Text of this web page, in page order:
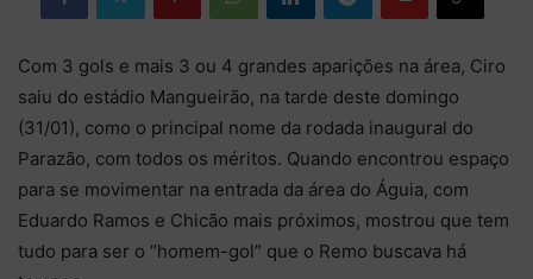
Com 3 gols e mais 3 ou 4 grandes aparições na área, Ciro
saiu do estádio Mangueirão, na tarde deste domingo
(31/01), como o principal nome da rodada inaugural do
Parazão, com todos os méritos. Quando encontrou espaço
para se movimentar na entrada da área do Águia, com
Eduardo Ramos e Chicão mais próximos, mostrou que tem
tudo para ser o “homem-gol” que o Remo buscava há